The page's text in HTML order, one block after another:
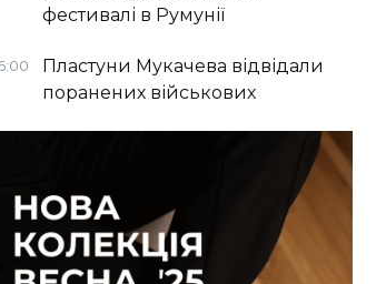
фестивалі в Румунії
Пластуни Мукачева відвідали
поранених військових